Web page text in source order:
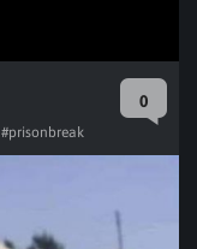
0
#prisonbreak